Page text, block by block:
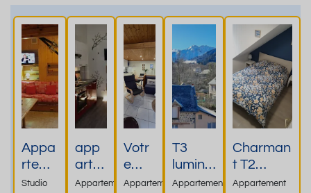
Appa
rtem
ent 2-
Studio
app
arte
men
Appartement
Votr
e
refu
Appartement
T3
lumine
ux et
Appartement
Charman
t T2
cosy-
Appartement